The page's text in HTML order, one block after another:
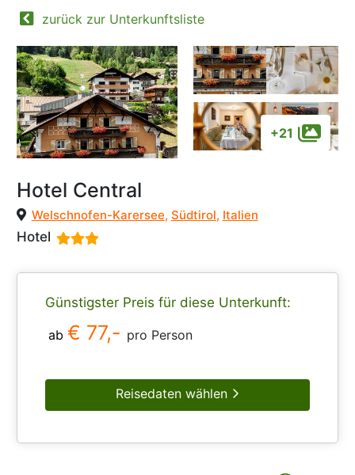
zurück zur Unterkunftsliste
+21
Hotel Central
Welschnofen-Karersee, Südtirol, Italien
Hotel
Günstigster Preis für diese Unterkunft:
ab € 77,- pro Person
Reisedaten wählen